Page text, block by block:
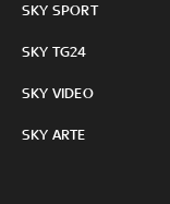
SKY SPORT
SKY TG24
SKY VIDEO
SKY ARTE